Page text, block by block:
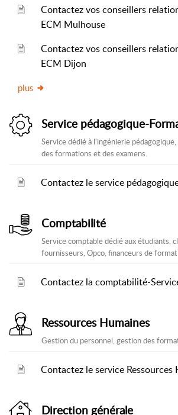
Contactez vos conseillers
ECM Mulhouse
Contactez vos conseillers
ECM Dijon
plus
Service pédagogique-
Service dédié à l'ingénierie
des formations et des examens.
Contactez le service
Comptabilité
Service comptable dédié aux étudiants,
fournisseurs, Opco, financeurs de
Contactez la comptabilité-
Ressources Humaines
Gestion du personnel, gestion des
Contactez le service Ressources
Direction générale